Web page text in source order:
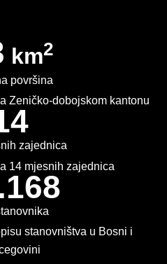
km2
površina
Zeničko-dobojskom kantonu
zajednica
14 mjesnih zajednica
stanovništva u Bosni i
B ZJN BIH
RJEŠENJA